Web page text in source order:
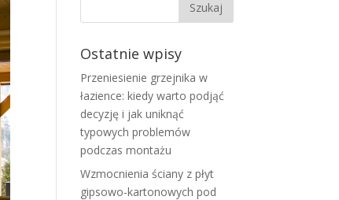
Ostatnie wpisy
Przeniesienie grzejnika w
łazience: kiedy warto podjąć
decyzję i jak uniknąć
typowych problemów
podczas montażu
Wzmocnienia ściany z płyt
gipsowo-kartonowych pod